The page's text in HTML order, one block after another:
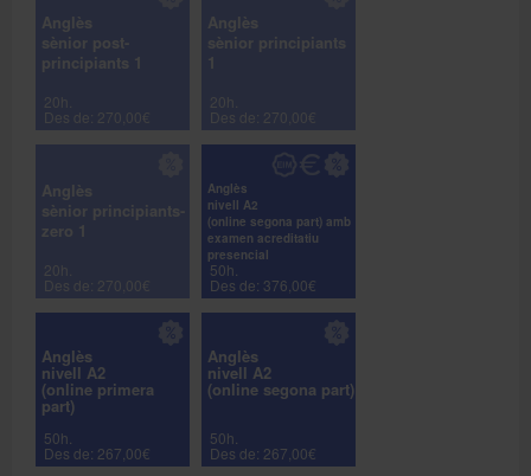
Anglès
sènior post-
principiants 1
20h.
Des de: 270,00€
Anglès
sènior principiants
1
20h.
Des de: 270,00€
Anglès
sènior principiants-
zero 1
20h.
Des de: 270,00€
Anglès
nivell A2
(online segona part) amb
examen acreditatiu
presencial
50h.
Des de: 376,00€
Anglès
nivell A2
(online primera
part)
50h.
Des de: 267,00€
Anglès
nivell A2
(online segona part)
50h.
Des de: 267,00€